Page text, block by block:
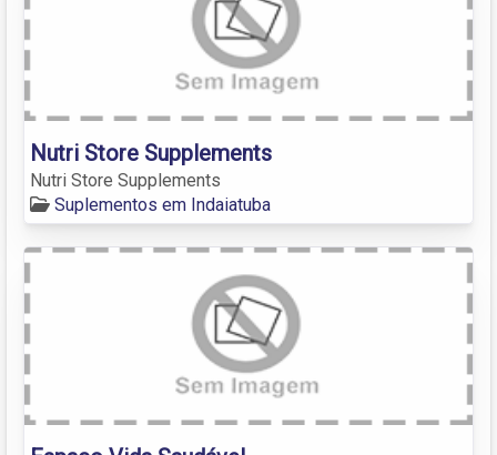
Nutri Store Supplements
Nutri Store Supplements
Suplementos em Indaiatuba